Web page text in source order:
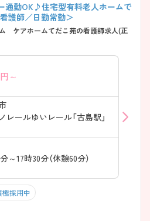
通勤OK♪住宅型有料老人ホームで
護師／日勤常勤＞
ケアホームてだこ苑の看護師求人(正
～
レールゆいレール「古島駅」
～17時30分（休憩60分）
極採用中